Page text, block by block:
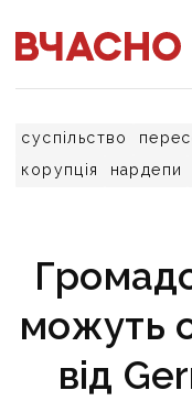
суспільство
корупція
нардепи
можуть
від